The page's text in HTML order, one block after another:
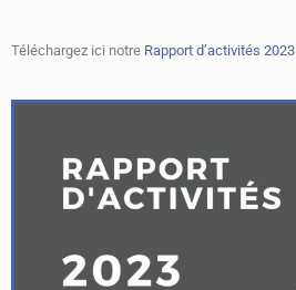
Téléchargez ici notre Rapport d’activités 2023